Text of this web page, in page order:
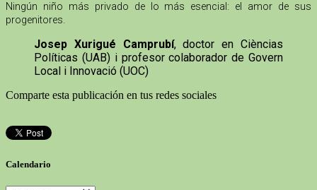
Ningún niño más privado de lo más esencial: el amor de sus
progenitores.
Josep Xurigué Camprubí, doctor en Cièncias
Políticas (UAB) i profesor colaborador de Govern
Local i Innovació (UOC)
Comparte esta publicación en tus redes sociales
Calendario